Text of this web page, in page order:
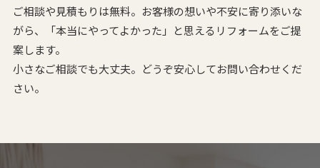
ご相談や見積もりは無料。お客様の想いや不安に寄り添いな
がら、
「本当にやってよかった」と思えるリフォームをご提
案します。
小さなご相談でも大丈夫。どうぞ安心してお問い合わせくだ
さい。